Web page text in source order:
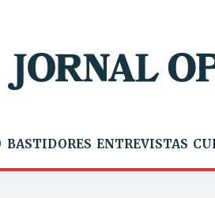
BASTIDORES ENTREVISTAS